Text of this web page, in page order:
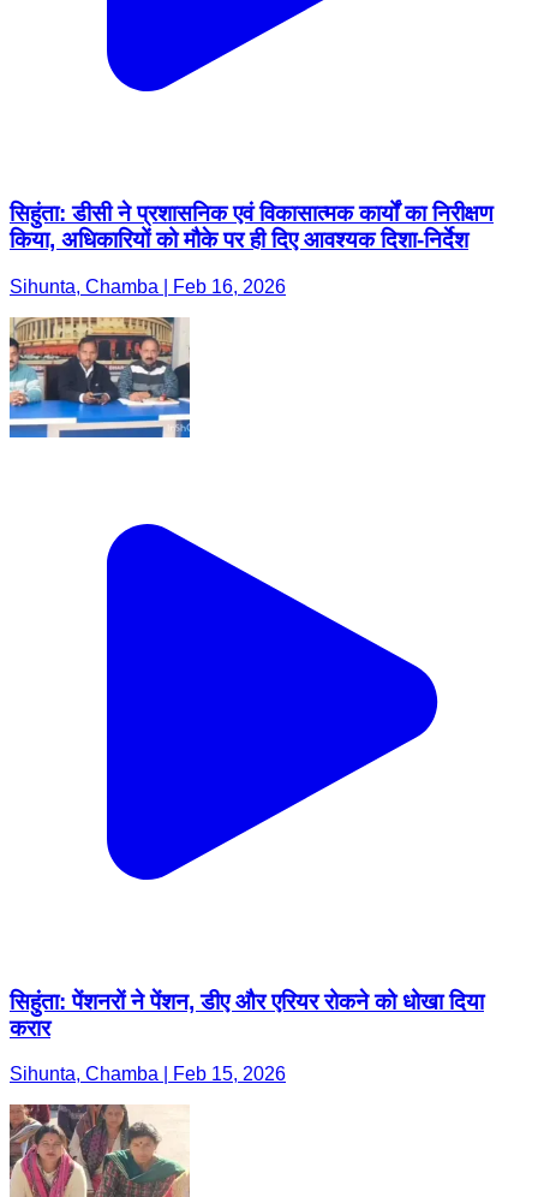
सिहुंता: डीसी ने प्रशासनिक एवं विकासात्मक कार्यों का निरीक्षण
किया, अधिकारियों को मौके पर ही दिए आवश्यक दिशा-निर्देश
Sihunta, Chamba | Feb 16, 2026
सिहुंता: पेंशनरों ने पेंशन, डीए और एरियर रोकने को धोखा दिया
करार
Sihunta, Chamba | Feb 15, 2026